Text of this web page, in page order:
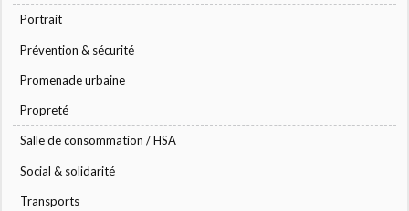
Portrait
Prévention & sécurité
Promenade urbaine
Propreté
Salle de consommation / HSA
Social & solidarité
Transports